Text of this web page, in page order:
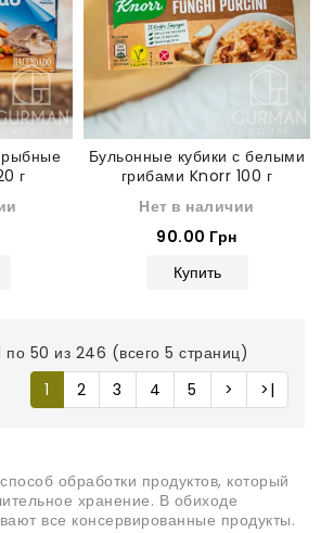
рыбные
г
Бульонные кубики с белыми
грибами Knorr 100 г
Нет в наличии
90.00 Грн
Купить
по 50 из 246 (всего 5 страниц)
1
2 3 4 5 > >|
обработки продуктов, который
хранение. В обиходе
все консервированные продукты.